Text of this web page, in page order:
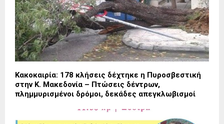
Κακοκαιρία: 178 κλήσεις δέχτηκε η Πυροσβεστική
στην Κ. Μακεδονία – Πτώσεις δέντρων,
πλημμυρισμένοι δρόμοι, δεκάδες απεγκλωβισμοί